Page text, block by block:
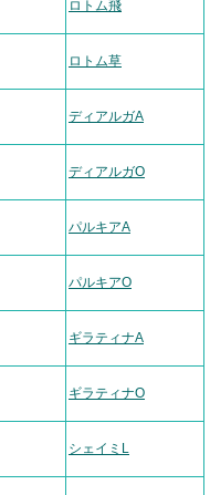
ロトム飛
ロトム草
ディアルガA
ディアルガO
パルキアA
パルキアO
ギラティナA
ギラティナO
シェイミL